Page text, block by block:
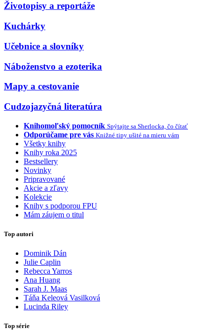
Životopisy a reportáže
Kuchárky
Učebnice a slovníky
Náboženstvo a ezoterika
Mapy a cestovanie
Cudzojazyčná literatúra
Knihomoľský pomocník Spýtajte sa Sherlocka, čo čítať
Odporúčame pre vás Knižné tipy ušité na mieru vám
Všetky knihy
Knihy roka 2025
Bestsellery
Novinky
Pripravované
Akcie a zľavy
Kolekcie
Knihy s podporou FPU
Mám záujem o titul
Top autori
Dominik Dán
Julie Caplin
Rebecca Yarros
Ana Huang
Sarah J. Maas
Táňa Keleová Vasilková
Lucinda Riley
Top série